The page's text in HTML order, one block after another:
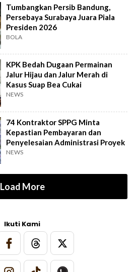
Tumbangkan Persib Bandung,
Persebaya Surabaya Juara Piala
Presiden 2026
BOLA
KPK Bedah Dugaan Permainan
Jalur Hijau dan Jalur Merah di
Kasus Suap Bea Cukai
NEWS
74 Kontraktor SPPG Minta
Kepastian Pembayaran dan
Penyelesaian Administrasi Proyek
NEWS
Load More
Ikuti Kami